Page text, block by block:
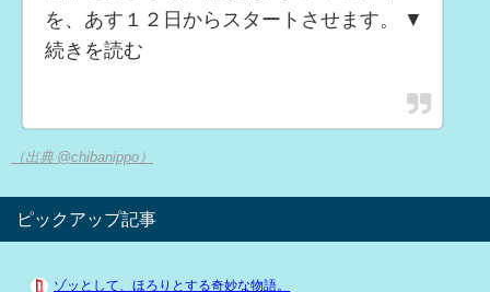
を、あす１２日からスタートさせます。 ▼
続きを読む
（出典 @chibanippo）
ピックアップ記事